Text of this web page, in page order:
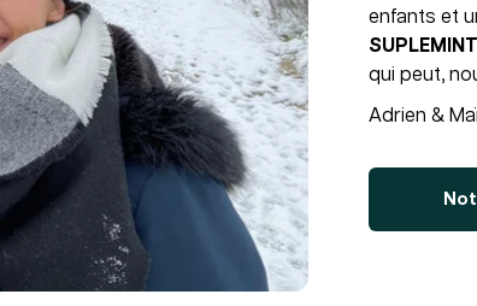
enfants et
SUPLEMINT
qui peut,
Adrien &